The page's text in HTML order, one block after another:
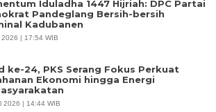
Iduladha 1447 Hijriah: DPC Partai
Pandeglang Bersih-bersih
Kadubanen
2026 | 17:54 WIB
ke-24, PKS Serang Fokus Perkuat
Ekonomi hingga Energi
2026 | 14:44 WIB